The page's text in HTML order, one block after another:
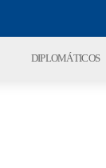
DIPLOMÁTICOS